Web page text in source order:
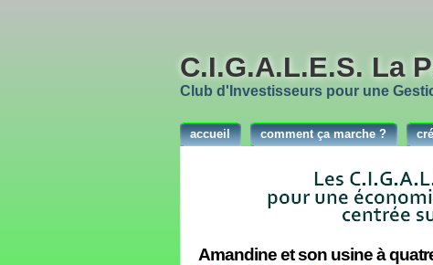
C.I.G.A.L.E.S. La
Club d'Investisseurs pour une
accueil comment ça marche ?
Amandine et son usine à